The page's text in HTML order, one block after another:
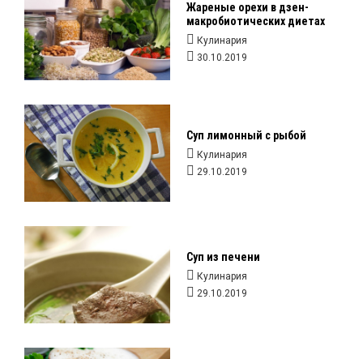
Жареные орехи в дзен-
макробиотических диетах
Кулинария
30.10.2019
Суп лимонный с рыбой
Кулинария
29.10.2019
Суп из печени
Кулинария
29.10.2019